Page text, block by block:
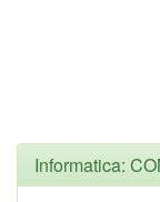
Informatica: